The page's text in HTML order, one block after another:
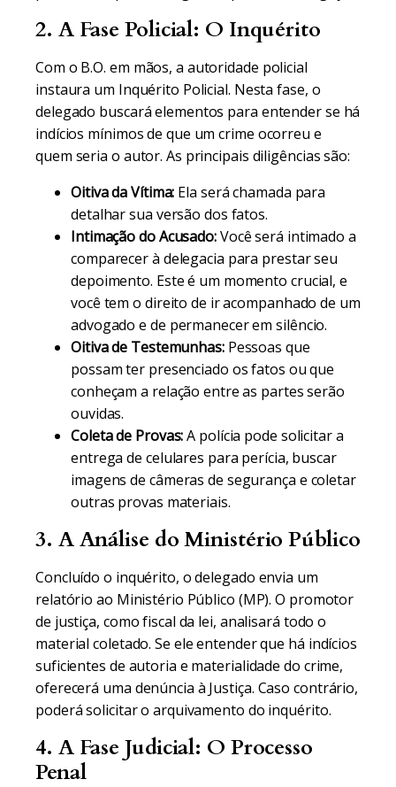
2. A Fase Policial: O Inquérito
Com o B.O. em mãos, a autoridade policial
instaura um Inquérito Policial. Nesta fase, o
delegado buscará elementos para entender se há
indícios mínimos de que um crime ocorreu e
quem seria o autor. As principais diligências são:
Oitiva da Vítima: Ela será chamada para
detalhar sua versão dos fatos.
Intimação do Acusado:Você será intimado a
comparecer à delegacia para prestar seu
depoimento. Este é um momento crucial, e
você tem o direito de ir acompanhado de um
advogado e de permanecer em silêncio.
Oitiva de Testemunhas:Pessoas que
possam ter presenciado os fatos ou que
conheçam a relação entre as partes serão
ouvidas.
Coleta de Provas:A polícia pode solicitar a
entrega de celulares para perícia, buscar
imagens de câmeras de segurança e coletar
outras provas materiais.
3. A Análise do Ministério Público
Concluído o inquérito, o delegado envia um
relatório ao Ministério Público (MP). O promotor
de justiça, como fiscal da lei, analisará todo o
material coletado. Se ele entender que há indícios
suficientes de autoria e materialidade do crime,
oferecerá uma denúncia à Justiça. Caso contrário,
poderá solicitar o arquivamento do inquérito.
4. A Fase Judicial: O Processo
Penal